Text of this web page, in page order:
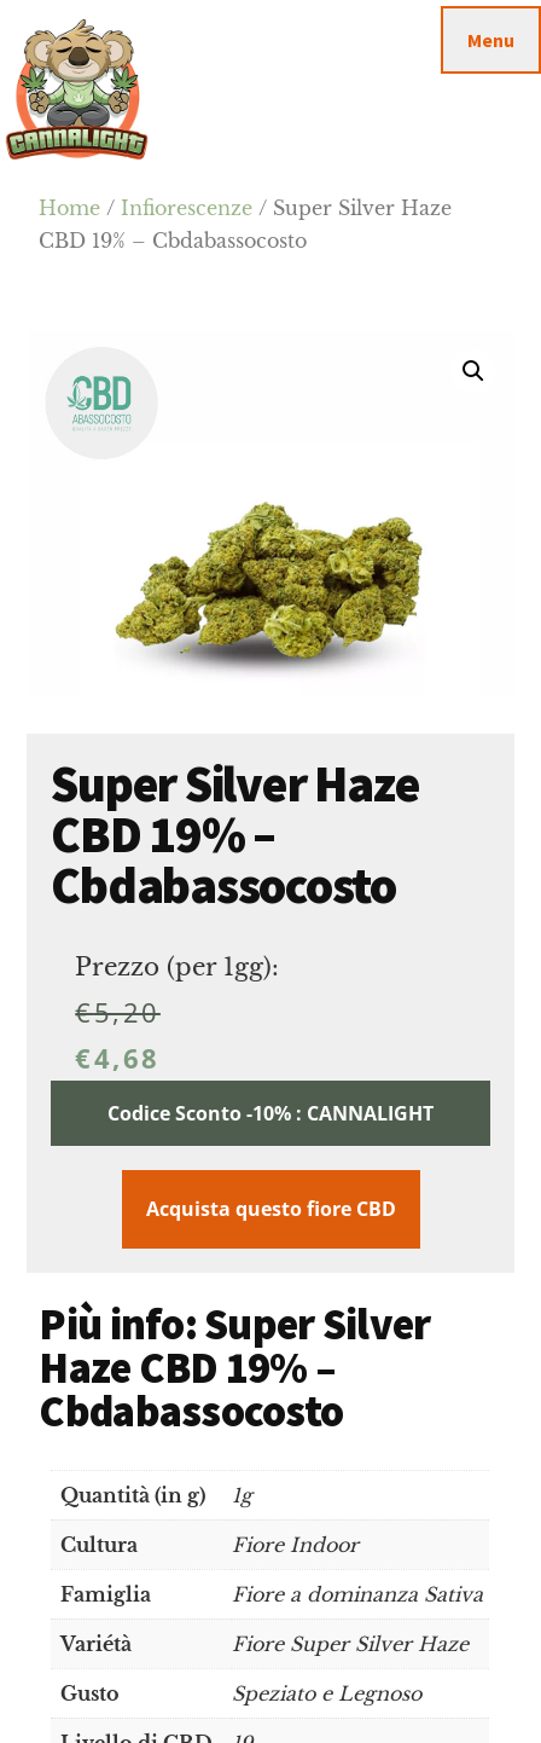
contenuto
principale
alla
barra
laterale
primaria
footer
Cannalight.it
Menu
Home / Infiorescenze / Super Silver Haze
CBD 19% – Cbdabassocosto
Super Silver Haze
CBD 19% –
Cbdabassocosto
Prezzo (per 1gg):
€5,20
€4,68
Codice Sconto -10% : CANNALIGHT
Acquista questo fiore CBD
Più info: Super Silver
Haze CBD 19% –
Cbdabassocosto
Quantità (in g) 1g
Cultura Fiore Indoor
Famiglia Fiore a dominanza Sativa
Variétà Fiore Super Silver Haze
Gusto Speziato e Legnoso